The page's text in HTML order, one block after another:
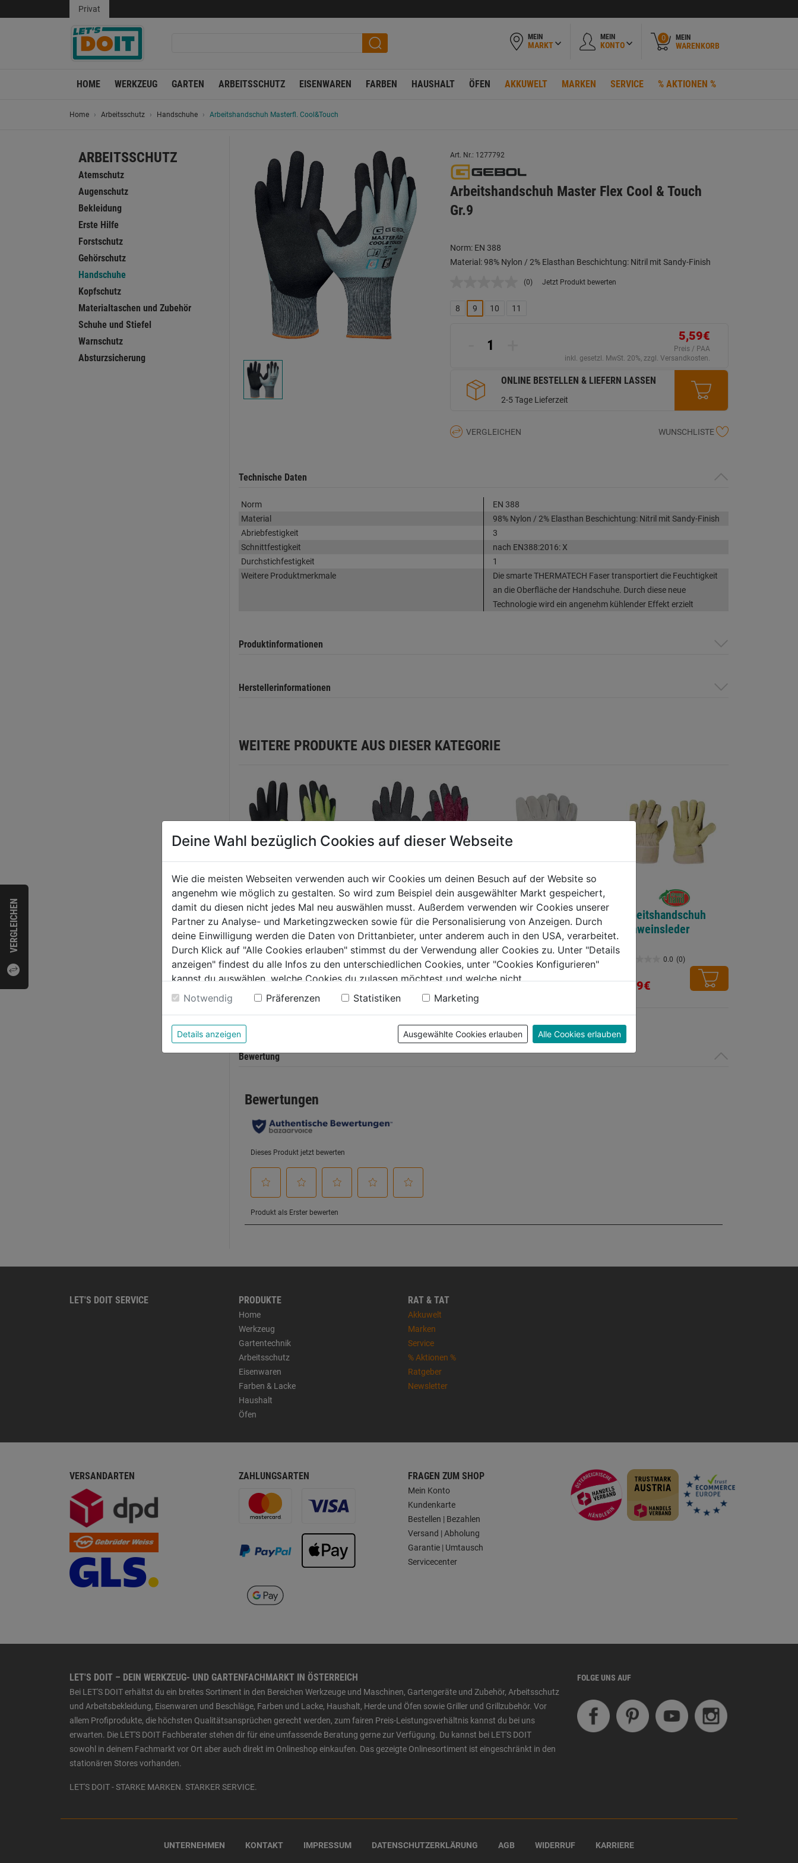
VERGLEICHEN
Privat
MEIN
MARKT
MEIN
KONTO
0 MEIN
WARENKORB
HOME WERKZEUG GARTEN ARBEITSSCHUTZ EISENWAREN FARBEN HAUSHALT ÖFEN AKKUWELT MARKEN SERVICE % AKTIONEN %
Home Arbeitsschutz Handschuhe Arbeitshandschuh Masterfl. Cool&Touch
ARBEITSSCHUTZ
Atemschutz
Augenschutz
Bekleidung
Erste Hilfe
Forstschutz
Gehörschutz
Handschuhe
Kopfschutz
Materialtaschen und Zubehör
Schuhe und Stiefel
Warnschutz
Absturzsicherung
Art. Nr.: 1277792
Arbeitshandschuh Master Flex Cool & Touch
Gr.9
Norm: EN 388
Material: 98% Nylon / 2% Elasthan Beschichtung: Nitril mit Sandy-Finish
Kein
(0) Jetzt Produkt bewerten
8 9 10 11
5,59€
Preis / PAA
inkl. gesetzl. MwSt. 20%, zzgl. Versandkosten.
ONLINE BESTELLEN & LIEFERN LASSEN
2-5 Tage Lieferzeit
VERGLEICHEN WUNSCHLISTE
Technische Daten
Norm
EN 388
Material
98% Nylon / 2% Elasthan Beschichtung: Nitril mit Sandy-Finish
Abriebfestigkeit
3
Schnittfestigkeit
nach EN388:2016: X
Durchstichfestigkeit
1
Weitere Produktmerkmale
Die smarte THERMATECH Faser transportiert die Feuchtigkeit
an die Oberfläche der Handschuhe. Durch diese neue
Technologie wird ein angenehm kühlender Effekt erzielt
Produktinformationen
Herstellerinformationen
WEITERE PRODUKTE AUS DIESER KATEGORIE
Arbeitshandschuh
Winter Lite
0.0 (0)
0.0
von
5,79€
Arbeitshandschuh
Queen Winter
(0)
0.0
von
5
5,79€
Schweißerhandschuh
0.0 (0)
0.0
von
5,99€
Arbeitshandschuh
Schweinsleder
0.0 (0)
von
5,99€
Bewertung
LET'S DOIT SERVICE PRODUKTE
Home
Werkzeug
Gartentechnik
Arbeitsschutz
Eisenwaren
Farben & Lacke
Haushalt
Öfen
RAT & TAT
Akkuwelt
Marken
Service
% Aktionen %
Ratgeber
Newsletter
VERSANDARTEN ZAHLUNGSARTEN FRAGEN ZUM SHOP
Mein Konto
Kundenkarte
Bestellen | Bezahlen
Versand | Abholung
Garantie | Umtausch
Servicecenter
LET'S DOIT – DEIN WERKZEUG- UND GARTENFACHMARKT IN ÖSTERREICH
Bei LET'S DOIT erhältst du ein breites Sortiment in den Bereichen Werkzeuge und Maschinen, Gartengeräte und Zubehör, Arbeitsschutz
und Arbeitsbekleidung, Eisenwaren und Beschläge, Farben und Lacke, Haushalt, Herde und Öfen sowie Griller und Grillzubehör. Vor
allem Profiprodukte, die höchsten Qualitätsansprüchen gerecht werden, zum fairen Preis-Leistungsverhältnis kannst du bei uns
erwarten. Die LET'S DOIT Fachberater stehen dir für eine umfassende Beratung gerne zur Verfügung. Du kannst bei LET'S DOIT
sowohl in deinem Fachmarkt vor Ort aber auch direkt im Onlineshop einkaufen. Das gezeigte Onlinesortiment ist eingeschränkt in den
stationären Stores vorhanden.
LET'S DOIT - STARKE MARKEN. STARKER SERVICE.
FOLGE UNS AUF
UNTERNEHMEN KONTAKT IMPRESSUM DATENSCHUTZERKLÄRUNG AGB WIDERRUF KARRIERE
Deine Wahl bezüglich Cookies auf dieser Webseite
Wie die meisten Webseiten verwenden auch wir Cookies um deinen Besuch auf der Website so
angenehm wie möglich zu gestalten. So wird zum Beispiel dein ausgewählter Markt gespeichert,
damit du diesen nicht jedes Mal neu auswählen musst. Außerdem verwenden wir Cookies unserer
Partner zu Analyse- und Marketingzwecken sowie für die Personalisierung von Anzeigen. Durch
deine Einwilligung werden die Daten von Drittanbieter, unter anderem auch in den USA, verarbeitet.
Durch Klick auf "Alle Cookies erlauben" stimmst du der Verwendung aller Cookies zu. Unter "Details
anzeigen" findest du alle Infos zu den unterschiedlichen Cookies, unter "Cookies Konfigurieren"
kannst du auswählen, welche Cookies du zulassen möchtest und welche nicht.
Weitere Informationen findest du in unserer Datenschutzerklärung
Notwendig Präferenzen Statistiken Marketing
Details anzeigen Ausgewählte Cookies erlauben Alle Cookies erlauben